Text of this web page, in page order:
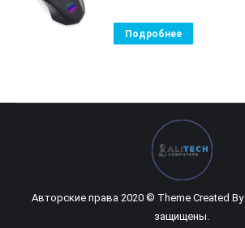
Подробнее
Авторские права 2020 © Theme Created By
защищены.